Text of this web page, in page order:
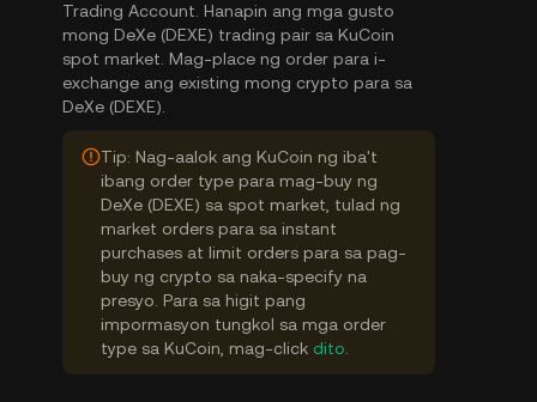
Trading Account. Hanapin ang mga gusto
mong DeXe (DEXE) trading pair sa KuCoin
spot market. Mag-place ng order para i-
exchange ang existing mong crypto para sa
DeXe (DEXE).
Tip: Nag-aalok ang KuCoin ng iba't
ibang order type para mag-buy ng
DeXe (DEXE) sa spot market, tulad ng
market orders para sa instant
purchases at limit orders para sa pag-
buy ng crypto sa naka-specify na
presyo. Para sa higit pang
impormasyon tungkol sa mga order
type sa KuCoin, mag-click dito